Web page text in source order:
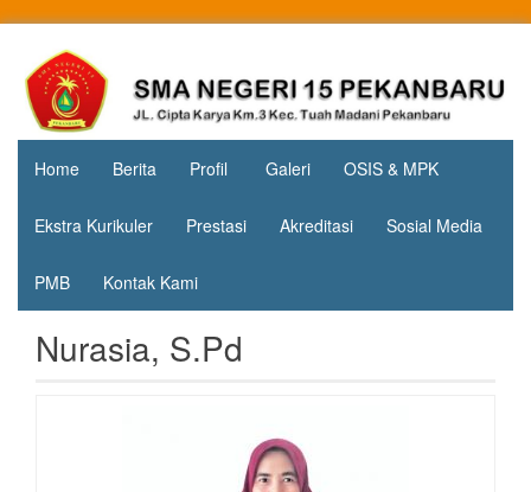
contentSMA
Negeri 15
Pekanbaru
Jl. Cipta
Karya
KM.3, Kec.
Tuah
Madani,
Home Berita Profil Galeri OSIS & MPK
Ekstra Kurikuler Prestasi Akreditasi Sosial Media
PMB Kontak Kami
Nurasia, S.Pd